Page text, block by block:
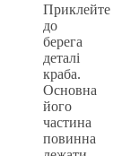
Приклейте
до
берега
деталі
краба.
Основна
його
частина
повинна